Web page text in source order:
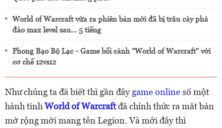
World of Warcraft vừa ra phiên bản mới đã bị trâu cày phá
đảo max level sau... 5 tiếng
Phong Bạo Bộ Lạc - Game bối cảnh "World of Warcraft" với
cơ chế 12vs12
Như chúng ta đã biết thì gần đâygame onlinesố một
hành tinhWorld of Warcraftđã chính thức ra mắt bản
mở rộng mới mang tên Legion. Và mới đây thì